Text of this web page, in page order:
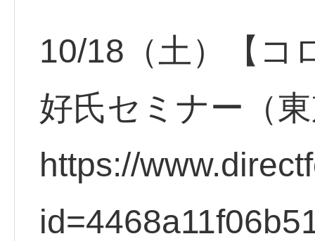
10/18（土）【コ
好氏セミナー（
https://